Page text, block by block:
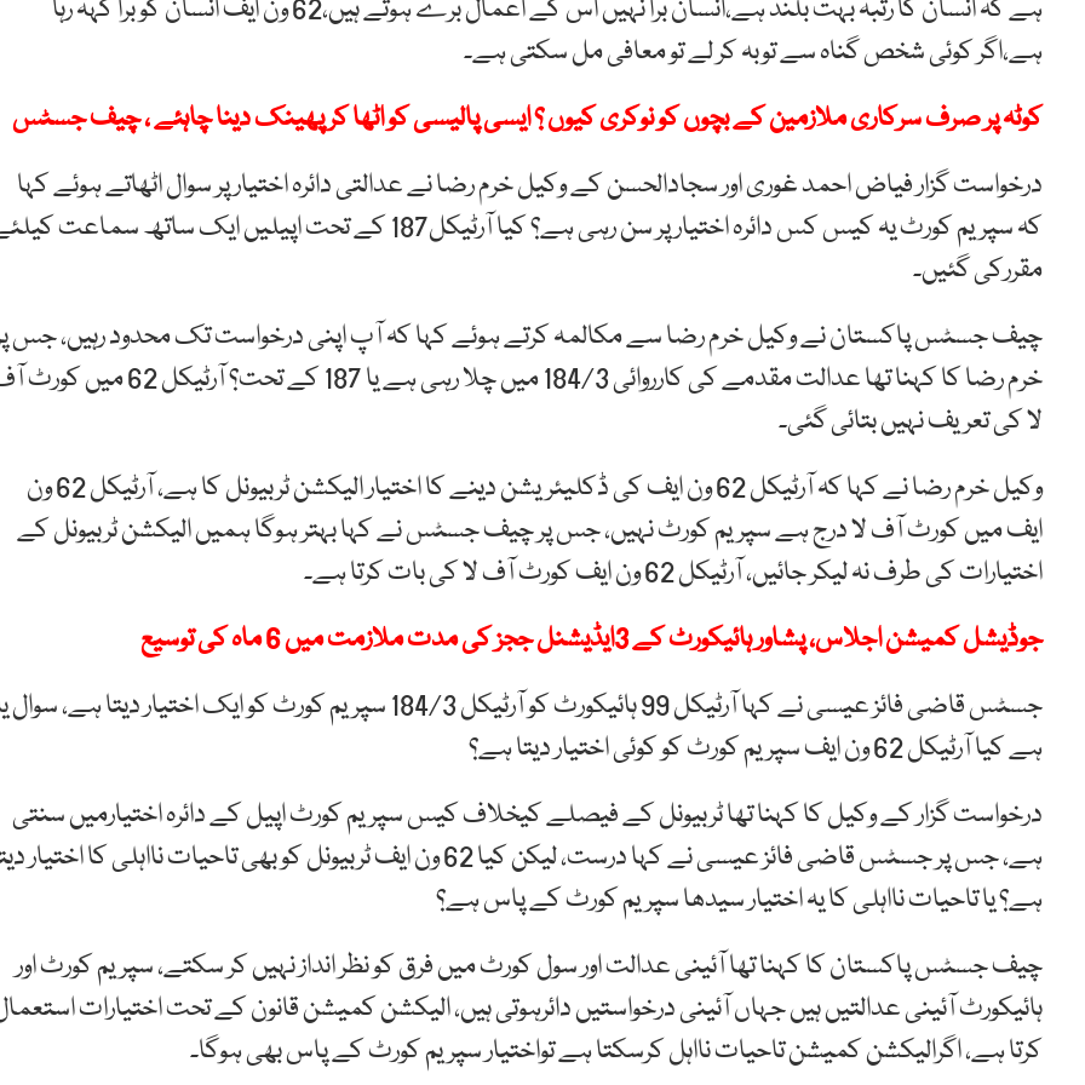
ہے کہ انسان کا رتبہ بہت بلند ہے،انسان برا نہیں اس کے اعمال برے ہوتے ہیں،62 ون ایف انسان کو برا کہہ رہا
ہے،اگر کوئی شخص گناہ سے توبہ کر لے تو معافی مل سکتی ہے۔
کوٹہ پر صرف سرکاری ملازمین کے بچوں کو نوکری کیوں ؟ ایسی پالیسی کو اٹھا کر پھینک دینا چاہئے ، چیف جسٹس
درخواست گزار فیاض احمد غوری اور سجادالحسن کے وکیل خرم رضا نے عدالتی دائرہ اختیار پر سوال اٹھاتے ہوئے کہا
کہ سپریم کورٹ یہ کیس کس دائرہ اختیار پر سن رہی ہے؟ کیا آرٹیکل187 کے تحت اپیلیں ایک ساتھ سماعت
مقررکی گئیں۔
چیف جسٹس پاکستان نے وکیل خرم رضا سے مکالمہ کرتے ہوئے کہا کہ آپ اپنی درخواست تک محدود رہیں، جس
خرم رضا کا کہنا تھا عدالت مقدمے کی کارروائی 184/3 میں چلا رہی ہے یا 187 کے تحت؟ آرٹیکل 62
لا کی تعریف نہیں بتائی گئی۔
وکیل خرم رضا نے کہا کہ آرٹیکل 62 ون ایف کی ڈکلیئریشن دینے کا اختیار الیکشن ٹربیونل کا ہے، آرٹیکل 62 ون
ایف میں کورٹ آف لا درج ہے سپریم کورٹ نہیں، جس پر چیف جسٹس نے کہا بہتر ہوگا ہمیں الیکشن ٹربیونل کے
اختیارات کی طرف نہ لیکر جائیں، آرٹیکل 62 ون ایف کورٹ آف لا کی بات کرتا ہے۔
جوڈیشل کمیشن اجلاس، پشاور ہائیکورٹ کے 3ایڈیشنل ججز کی مدت ملازمت میں 6 ماہ کی توسیع
جسٹس قاضی فائز عیسی نے کہا آرٹیکل 99 ہائیکورٹ کو آرٹیکل 184/3 سپریم کورٹ کو ایک اختیار دیتا ہے،
ہے کیا آرٹیکل 62 ون ایف سپریم کورٹ کو کوئی اختیار دیتا ہے؟
درخواست گزار کے وکیل کا کہنا تھا ٹربیونل کے فیصلے کیخلاف کیس سپریم کورٹ اپیل کے دائرہ اختیارمیں سنتی
ہے، جس پر جسٹس قاضی فائز عیسی نے کہا درست، لیکن کیا 62 ون ایف ٹربیونل کو بھی تاحیات نااہلی کا اختیار
ہے؟ یا تاحیات نااہلی کا یہ اختیار سیدھا سپریم کورٹ کے پاس ہے؟
چیف جسٹس پاکستان کا کہنا تھا آئینی عدالت اور سول کورٹ میں فرق کو نظر انداز نہیں کر سکتے، سپریم کورٹ اور
ہائیکورٹ آئینی عدالتیں ہیں جہاں آئینی درخواستیں دائرہوتی ہیں، الیکشن کمیشن قانون کے تحت اختیارات
کرتا ہے، اگرالیکشن کمیشن تاحیات نااہل کرسکتا ہے تواختیار سپریم کورٹ کے پاس بھی ہوگا۔